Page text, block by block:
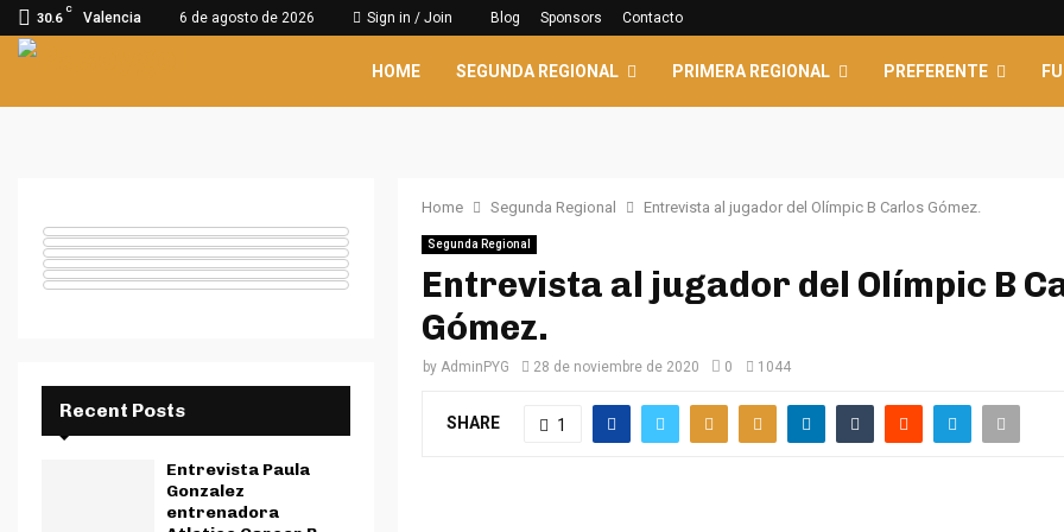
30.6
C
Valencia 6 de agosto de 2026 Sign in / Join Blog Sponsors Contacto
HOME SEGUNDA REGIONAL PRIMERA REGIONAL PREFERENTE
Home Segunda Regional Entrevista al jugador del Olímpic B Carlos Gómez.
Segunda Regional
Entrevista al jugador del Olímpic B
Gómez.
by AdminPYG 28 de noviembre de 2020 0 1044
SHARE 1
Recent Posts
Entrevista Paula
Gonzalez
entrenadora